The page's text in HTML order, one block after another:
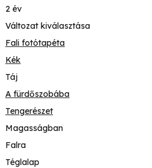
2 év
Változat kiválasztása
Fali fotótapéta
Kék
Táj
A fürdőszobába
Tengerészet
Magasságban
Falra
Téglalap